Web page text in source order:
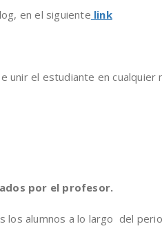
en el siguiente link
unir el estudiante en
por el profesor.
los alumnos a lo largo del